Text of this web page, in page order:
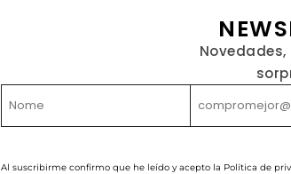
Al suscribirme confirmo que he leído y acepto la Política de